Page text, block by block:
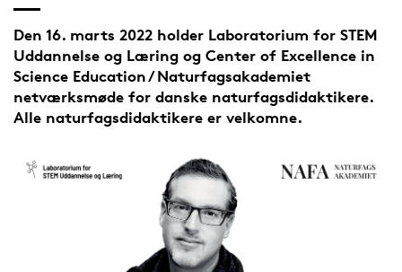
Den 16. marts 2022 holder Laboratorium for STEM
Uddannelse og Læring og Center of Excellence in
Science Education / Naturfagsakademiet
netværksmøde for danske naturfagsdidaktikere.
Alle naturfagsdidaktikere er velkomne.